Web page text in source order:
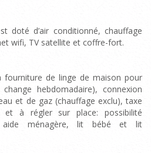
doté d’air conditionné, chauffage
wifi, TV satellite et coffre-fort.
fourniture de linge de maison pour
hebdomadaire), connexion
et de gaz (chauffage exclu), taxe
et à régler sur place: possibilité
aide ménagère, lit bébé et lit